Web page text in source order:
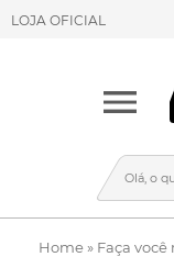
LOJA OFICIAL
Home» Faça você